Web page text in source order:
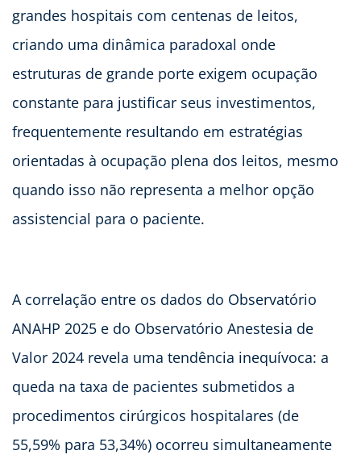
grandes hospitais com centenas de leitos,
criando uma dinâmica paradoxal onde
estruturas de grande porte exigem ocupação
constante para justificar seus investimentos,
frequentemente resultando em estratégias
orientadas à ocupação plena dos leitos, mesmo
quando isso não representa a melhor opção
assistencial para o paciente.
A correlação entre os dados do Observatório
ANAHP 2025 e do Observatório Anestesia de
Valor 2024 revela uma tendência inequívoca: a
queda na taxa de pacientes submetidos a
procedimentos cirúrgicos hospitalares (de
55,59% para 53,34%) ocorreu simultaneamente